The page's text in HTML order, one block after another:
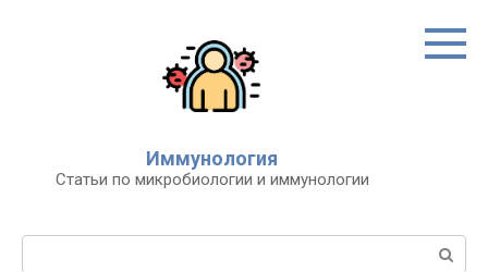
Иммунология
Статьи по микробиологии и иммунологии
Поиск: